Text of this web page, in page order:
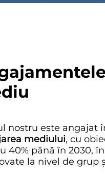
nostru este angajat
mediului, cu
40% până în 2030,
la nivel de grup